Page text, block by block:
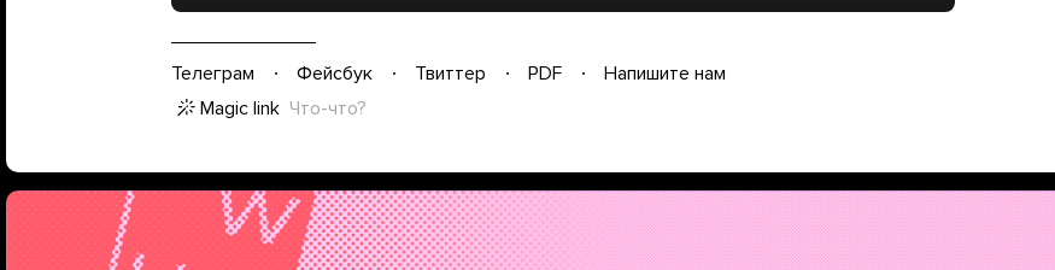
Телеграм Фейсбук Твиттер PDF
Напишите нам
Magic link Что-что?